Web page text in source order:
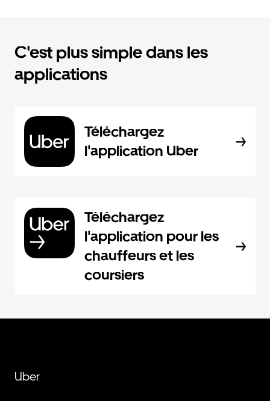
C'est plus simple dans les
applications
Téléchargez
l'application Uber
Téléchargez
l'application pour les
chauffeurs et les
coursiers
Uber